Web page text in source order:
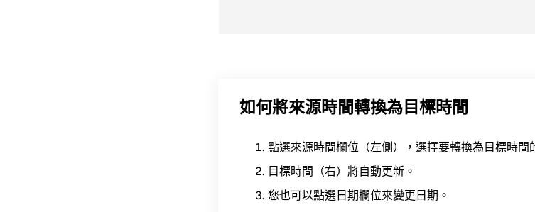
如何將來源時間轉換為目標時間
點選來源時間欄位（左側），選擇要轉換為目標時間
目標時間（右）將自動更新。
您也可以點選日期欄位來變更日期。